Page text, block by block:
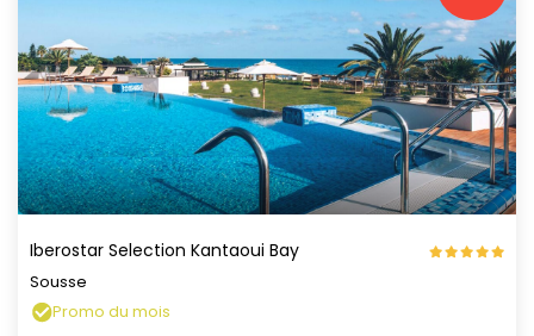
Iberostar Selection Kantaoui Bay
Sousse
Promo du mois